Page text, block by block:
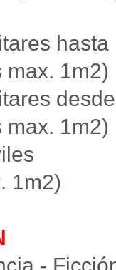
hasta
max. 1m2)
desde
max. 1m2)
1m2)
-